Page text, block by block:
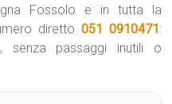
Fossolo e in tutta la
diretto 051 0910471:
senza passaggi inutili o